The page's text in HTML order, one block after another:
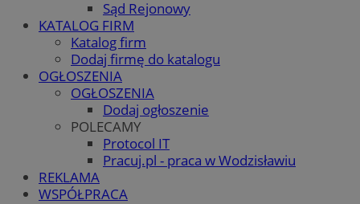
Sąd Rejonowy
KATALOG FIRM
Katalog firm
Dodaj firmę do katalogu
OGŁOSZENIA
OGŁOSZENIA
Dodaj ogłoszenie
POLECAMY
Protocol IT
Pracuj.pl - praca w Wodzisławiu
REKLAMA
WSPÓŁPRACA